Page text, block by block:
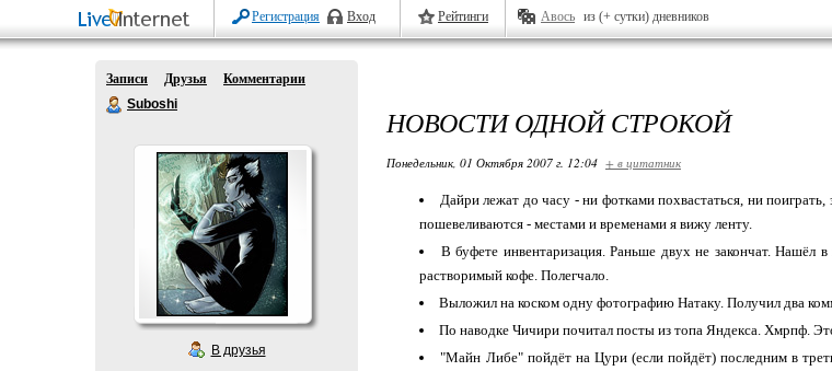
Регистрация Вход Рейтинги Авось из (+ сутки) дневников
Записи Друзья
Комментарии
Suboshi
В друзья
НОВОСТИ ОДНОЙ СТРОКОЙ
Понедельник, 01 Октября 2007 г. 12:04 + в цитатник
Дайри лежат до часу - ни фотками похвастаться, ни
пошевеливаются - местами и временами я вижу ленту.
В буфете инвентаризация. Раньше двух не закончат. Нашёл
растворимый кофе. Полегчало.
Выложил на коском одну фотографию Натаку. Получил два
По наводке Чичири почитал посты из топа Яндекса. Хмрпф.
"Майн Либе" пойдёт на Цури (если пойдёт) последним в